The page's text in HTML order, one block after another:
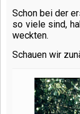
Schon bei der
so viele sind,
weckten.
Schauen wir